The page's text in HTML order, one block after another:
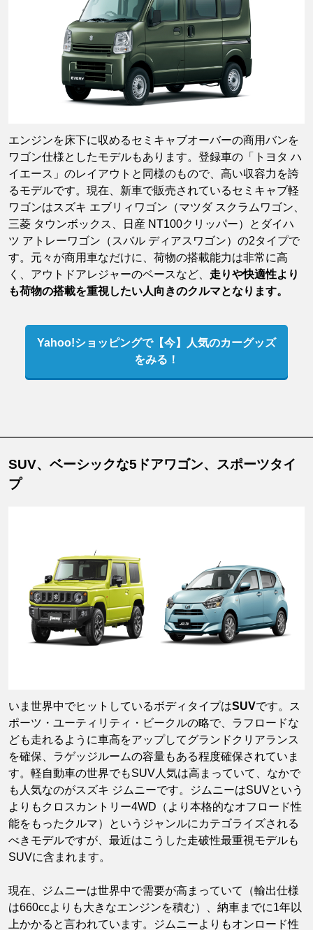
エンジンを床下に収めるセミキャブオーバーの商用バンを
ワゴン仕様としたモデルもあります。登録車の「トヨタ ハ
イエース」のレイアウトと同様のもので、高い収容力を誇
るモデルです。現在、新車で販売されているセミキャブ軽
ワゴンはスズキ エブリィワゴン（マツダ スクラムワゴン、
三菱 タウンボックス、日産 NT100クリッパー）とダイハ
ツ アトレーワゴン（スバル ディアスワゴン）の2タイプで
す。元々が商用車なだけに、荷物の搭載能力は非常に高
く、アウトドアレジャーのベースなど、 走りや快適性より
も荷物の搭載を重視したい人向きのクルマとなります。
Yahoo!ショッピングで【今】人気のカーグッズ
をみる！
SUV、ベーシックな5ドアワゴン、スポーツタイ
プ
いま世界中でヒットしているボディタイプはSUVです。ス
ポーツ・ユーティリティ・ビークルの略で、ラフロードな
ども走れるように車高をアップしてグランドクリアランス
を確保、ラゲッジルームの容量もある程度確保されていま
す。軽自動車の世界でもSUV人気は高まっていて、なかで
も人気なのがスズキ ジムニーです。ジムニーはSUVという
よりもクロスカントリー4WD（より本格的なオフロード性
能をもったクルマ）というジャンルにカテゴライズされる
べきモデルですが、最近はこうした走破性最重視モデルも
SUVに含まれます。
現在、ジムニーは世界中で需要が高まっていて（輸出仕様
は660ccよりも大きなエンジンを積む）、納車までに1年以
上かかると言われています。ジムニーよりもオンロード性